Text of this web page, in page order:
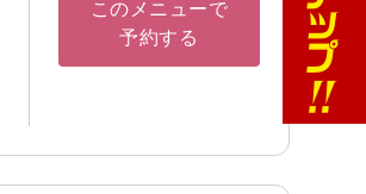
このメニューで
予約する